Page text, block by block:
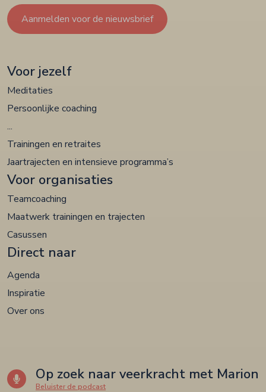
Aanmelden voor de nieuwsbrief
Voor jezelf
Meditaties
Persoonlijke coaching
...
Trainingen en retraites
Jaartrajecten en intensieve programma’s
Voor organisaties
Teamcoaching
Maatwerk trainingen en trajecten
Casussen
Direct naar
Agenda
Inspiratie
Over ons
Op zoek naar veerkracht met Marion
Beluister de podcast